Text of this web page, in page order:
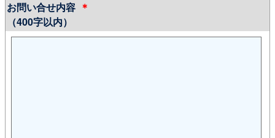
お問い合せ内容 ＊
（400字以内）